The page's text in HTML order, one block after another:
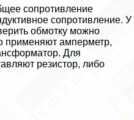
сопротивление
сопротивление. У
обмотку можно
применяют амперметр,
Для
резистор, либо